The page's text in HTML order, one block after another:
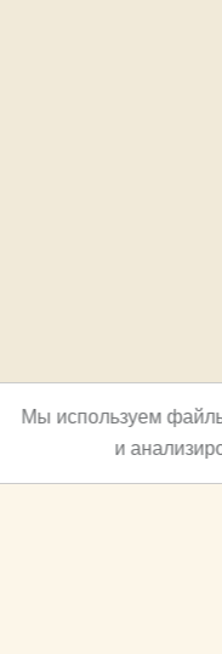
Мы используем
и